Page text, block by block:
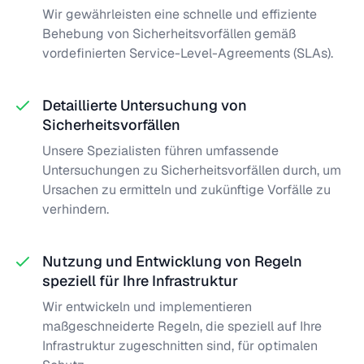
Wir gewährleisten eine schnelle und effiziente
Behebung von Sicherheitsvorfällen gemäß
vordefinierten Service-Level-Agreements (SLAs).
Detaillierte Untersuchung von
Sicherheitsvorfällen
Unsere Spezialisten führen umfassende
Untersuchungen zu Sicherheitsvorfällen durch, um
Ursachen zu ermitteln und zukünftige Vorfälle zu
verhindern.
Nutzung und Entwicklung von Regeln
speziell für Ihre Infrastruktur
Wir entwickeln und implementieren
maßgeschneiderte Regeln, die speziell auf Ihre
Infrastruktur zugeschnitten sind, für optimalen